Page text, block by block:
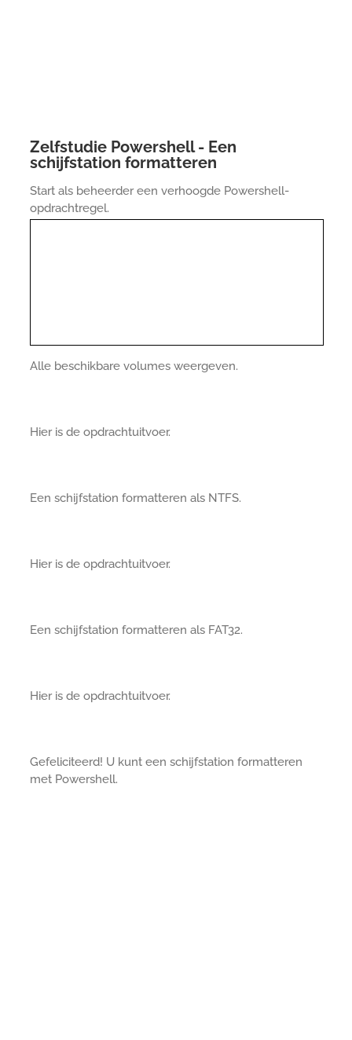
Zelfstudie Powershell - Een
schijfstation formatteren
Start als beheerder een verhoogde Powershell-
opdrachtregel.
Alle beschikbare volumes weergeven.
Hier is de opdrachtuitvoer.
Een schijfstation formatteren als NTFS.
Hier is de opdrachtuitvoer.
Een schijfstation formatteren als FAT32.
Hier is de opdrachtuitvoer.
Gefeliciteerd! U kunt een schijfstation formatteren
met Powershell.